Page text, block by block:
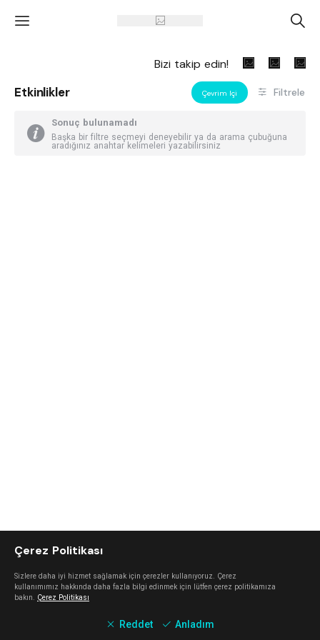
' A
Bizi takip edin!
Etkinlikler Çevrim Içi Filtrele
Sonuç bulunamadı
Başka bir filtre seçmeyi deneyebilir ya da arama çubuğuna
aradığınız anahtar kelimeleri yazabilirsiniz
Çerez Politikası
Sizlere daha iyi hizmet sağlamak için çerezler kullanıyoruz. Çerez
kullanımımız hakkında daha fazla bilgi edinmek için lütfen çerez politikamıza
bakın. Çerez Politikası
Reddet Anladım